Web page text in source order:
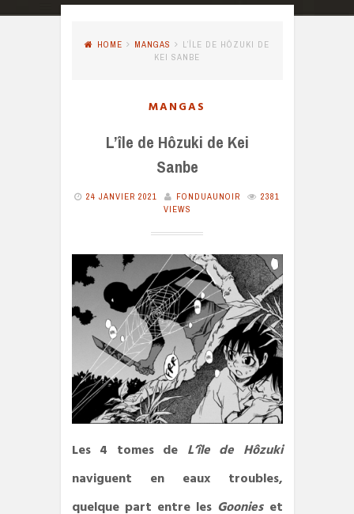
HOME MANGAS
L’ÎLE DE HÔZUKI DE
KEI SANBE
MANGAS
L’île de Hôzuki de Kei
Sanbe
24 JANVIER 2021 FONDUAUNOIR
2381
VIEWS
Les 4 tomes de L’île de Hôzuki
naviguent en eaux troubles,
quelque part entre les Goonieset